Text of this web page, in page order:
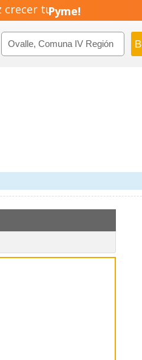
crecer tuNegocio!
Pyme!
Emprendimiento!